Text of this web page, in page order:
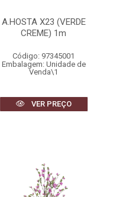
A.HOSTA X23 (VERDE
CREME) 1m
Código: 97345001
Embalagem: Unidade de
Venda\1
VER PREÇO